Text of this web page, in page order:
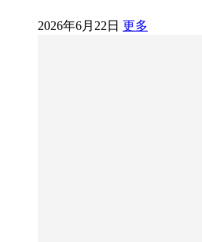
2026年6月22日 更多